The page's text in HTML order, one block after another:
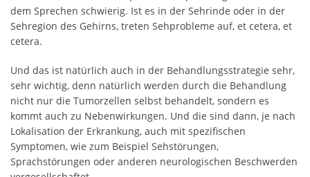
dem Sprechen schwierig. Ist es in der Sehrinde oder in der
Sehregion des Gehirns, treten Sehprobleme auf, et cetera, et
cetera.
Und das ist natürlich auch in der Behandlungsstrategie sehr,
sehr wichtig, denn natürlich werden durch die Behandlung
nicht nur die Tumorzellen selbst behandelt, sondern es
kommt auch zu Nebenwirkungen. Und die sind dann, je nach
Lokalisation der Erkrankung, auch mit spezifischen
Symptomen, wie zum Beispiel Sehstörungen,
Sprachstörungen oder anderen neurologischen Beschwerden